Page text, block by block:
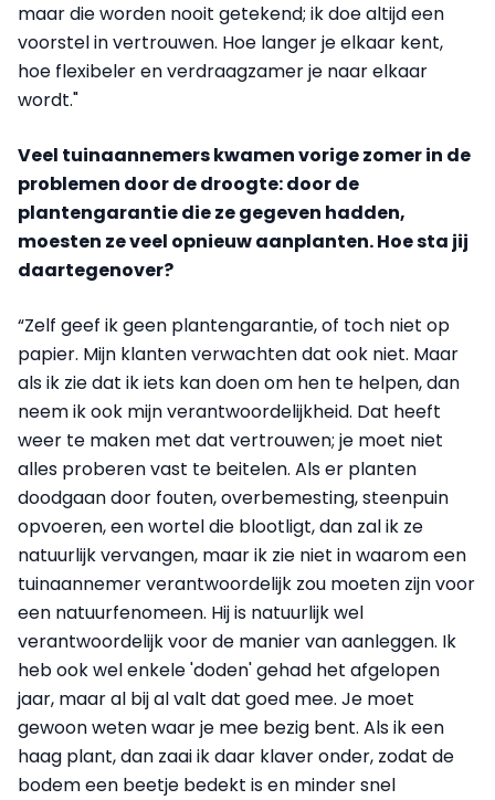
maar die worden nooit getekend; ik doe altijd een
voorstel in vertrouwen. Hoe langer je elkaar kent,
hoe flexibeler en verdraagzamer je naar elkaar
wordt."
Veel tuinaannemers kwamen vorige zomer in de
problemen door de droogte: door de
plantengarantie die ze gegeven hadden,
moesten ze veel opnieuw aanplanten. Hoe sta jij
daartegenover?
“Zelf geef ik geen plantengarantie, of toch niet op
papier. Mijn klanten verwachten dat ook niet. Maar
als ik zie dat ik iets kan doen om hen te helpen, dan
neem ik ook mijn verantwoordelijkheid. Dat heeft
weer te maken met dat vertrouwen; je moet niet
alles proberen vast te beitelen. Als er planten
doodgaan door fouten, overbemesting, steenpuin
opvoeren, een wortel die blootligt, dan zal ik ze
natuurlijk vervangen, maar ik zie niet in waarom een
tuinaannemer verantwoordelijk zou moeten zijn voor
een natuurfenomeen. Hij is natuurlijk wel
verantwoordelijk voor de manier van aanleggen. Ik
heb ook wel enkele 'doden' gehad het afgelopen
jaar, maar al bij al valt dat goed mee. Je moet
gewoon weten waar je mee bezig bent. Als ik een
haag plant, dan zaai ik daar klaver onder, zodat de
bodem een beetje bedekt is en minder snel